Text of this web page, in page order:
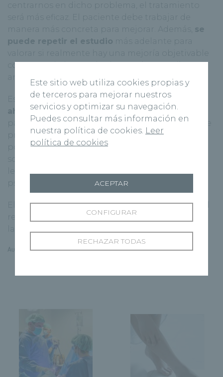
centrarnos en dicho problema, el tratamiento
será más eficaz. El paciente debe trabajar de
manera más concreta para mejorar. Además,
se
puede repetir el estudio más adelante para
valorar si realmente hay una mejoría objetivable
comparando los resultados con los estudios
anteriores.
Este tipo de pruebassupone un destacable
ahorro. La identificación de los patrones
patológicos evita o disminuye el riesgo de que se
produzcan lesiones crónicas, así como su
posterior tratamiento. Este gasto no es
lesiones afectan también física y
psicológicamente.
El objetivo es que el paciente siga disfrutando al
realizar actividad física sin riesgo de lesión y con
las ventajas saludables que esto supone.
Autor: Eduardo Simón, Podología
Este sitio web utiliza cookies propias y
de terceros para mejorar nuestros
servicios y optimizar su navegación.
Puedes consultar más información en
nuestra política de cookies. Leer
política de cookies
RECHAZAR TODAS
CONFIGURAR
ACEPTAR